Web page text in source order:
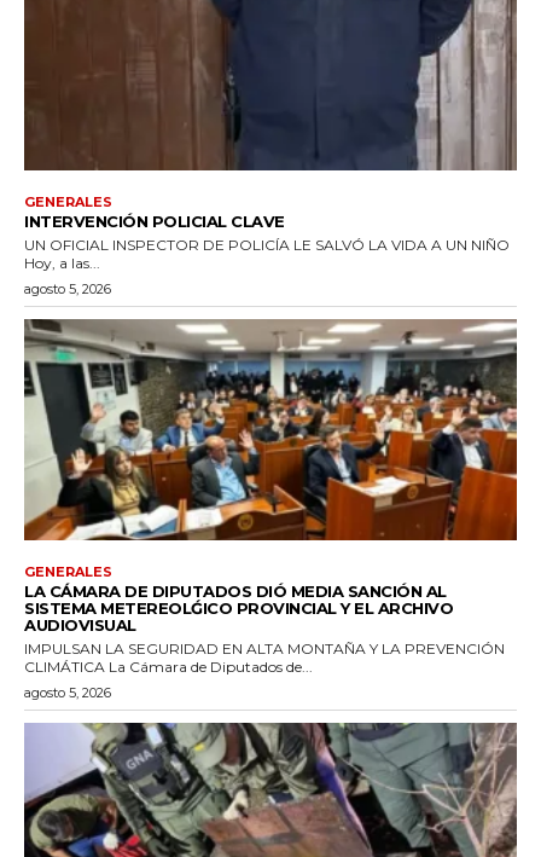
GENERALES
INTERVENCIÓN POLICIAL CLAVE
UN OFICIAL INSPECTOR DE POLICÍA LE SALVÓ LA VIDA A UN NIÑO
Hoy, a las...
agosto 5, 2026
GENERALES
LA CÁMARA DE DIPUTADOS DIÓ MEDIA SANCIÓN AL
SISTEMA METEREOLǴICO PROVINCIAL Y EL ARCHIVO
AUDIOVISUAL
IMPULSAN LA SEGURIDAD EN ALTA MONTAÑA Y LA PREVENCIÓN
CLIMÁTICA La Cámara de Diputados de...
agosto 5, 2026